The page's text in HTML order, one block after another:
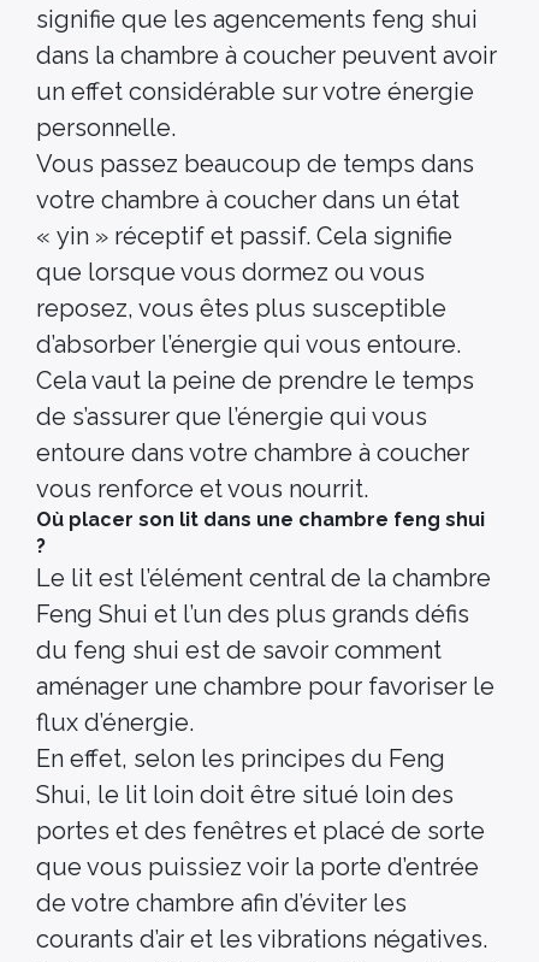
signifie que les agencements feng shui
dans la chambre à coucher peuvent avoir
un effet considérable sur votre énergie
personnelle.
Vous passez beaucoup de temps dans
votre chambre à coucher dans un état
« yin » réceptif et passif. Cela signifie
que lorsque vous dormez ou vous
reposez, vous êtes plus susceptible
d’absorber l’énergie qui vous entoure.
Cela vaut la peine de prendre le temps
de s’assurer que l’énergie qui vous
entoure dans votre chambre à coucher
vous renforce et vous nourrit.
Où placer son lit dans une chambre feng shui
?
Le lit est l’élément central de la chambre
Feng Shui et l’un des plus grands défis
du feng shui est de savoir comment
aménager une chambre pour favoriser le
flux d’énergie.
En effet, selon les principes du Feng
Shui, le lit loin doit être situé loin des
portes et des fenêtres et placé de sorte
que vous puissiez voir la porte d’entrée
de votre chambre afin d’éviter les
courants d’air et les vibrations négatives.